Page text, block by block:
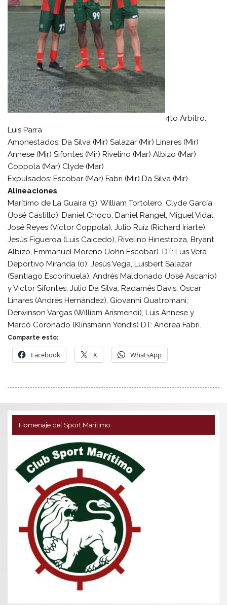
4to Árbitro:
Luis Parra
Amonestados: Da Silva (Mir) Salazar (Mir) Linares (Mir)
Annese (Mir) Sifontes (Mir) Rivelino (Mar) Albizo (Mar)
Coppola (Mar) Clyde (Mar)
Expulsados: Escobar (Mar) Fabri (Mir) Da Silva (Mir)
Alineaciones
Marítimo de La Guaira (3): William Tortolero, Clyde García
(José Castillo), Daniel Choco, Daniel Rangel, Miguel Vidal;
José Reyes (Víctor Coppola), Julio Ruíz (Richard Iriarte),
Jesús Figueroa (Luis Caicedo), Rivelino Hinestroza, Bryant
Albizo, Emmanuel Moreno (John Escobar). DT: Luis Vera.
Deportivo Miranda (0): Jesús Vega, Luisbert Salazar
(Santiago Escorihuela), Andrés Maldonado (José Ascanio)
y Victor Sifontes; Julio Da Silva, Radamés Davis, Oscar
Linares (Andrés Hernández), Giovanni Quatromani;
Derwinson Vargas (William Arismendi), Luis Annese y
Marcó Coronado (Klinsmann Yendis) DT: Andrea Fabri.
Comparte esto:
Facebook X WhatsApp
Homenaje del Sport Marítimo